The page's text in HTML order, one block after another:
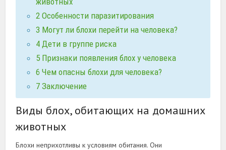
2 Особенности паразитирования
3 Могут ли блохи перейти на человека?
4 Дети в группе риска
5 Признаки появления блох у человека
6 Чем опасны блохи для человека?
7 Заключение
Виды блох, обитающих на домашних
животных
Блохи неприхотливы к условиям обитания. Они